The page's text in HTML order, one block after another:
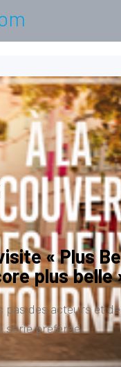
14
FÉVR.
« Plus
plus belle
pas des acteurs et
série préférée.